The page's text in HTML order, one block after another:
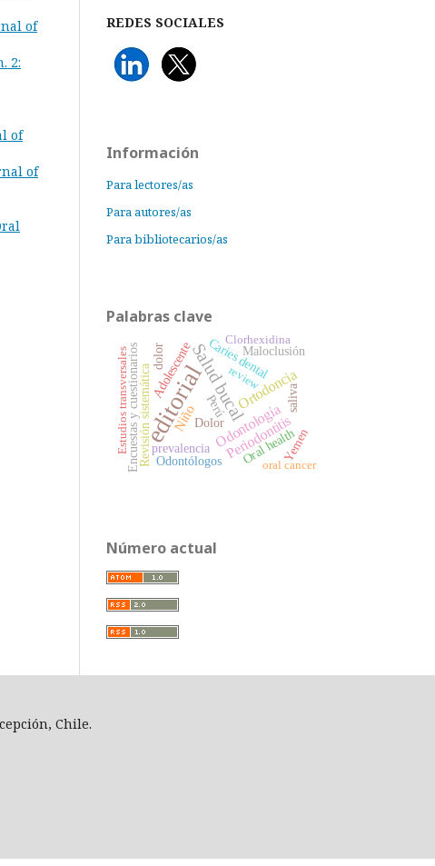
of
2:
of
of
REDES SOCIALES
Información
Para lectores/as
Para autores/as
Para bibliotecarios/as
Palabras clave
editorialSalud bucalOrtodoncia
Periodontitis
Odontología
Niño
Caries dental
Perú
Oral health
Adolescente
Revisión sistemática saliva
Yemen
Encuestas y cuestionarios prevalencia
Dolor
dolor
Odontólogos
Maloclusión
review
Estudios transversales
Clorhexidina
oral cancer
Número actual
Chile.